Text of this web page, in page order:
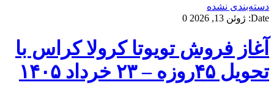
دسته‌بندی نشده
Date: ژوئن 13, 2026 0
آغاز فروش تویوتا کرولا کراس با
تحویل ۴۵روزه – ۲۳ خرداد ۱۴۰۵